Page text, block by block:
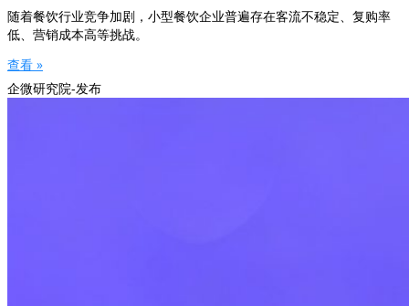
随着餐饮行业竞争加剧，小型餐饮企业普遍存在客流不稳定、复购率
低、营销成本高等挑战。
查看 »
企微研究院-发布